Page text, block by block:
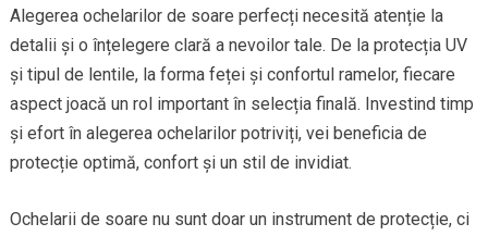
Alegerea ochelarilor de soare perfecți necesită atenție la
detalii și o înțelegere clară a nevoilor tale. De la protecția UV
și tipul de lentile, la forma feței și confortul ramelor, fiecare
aspect joacă un rol important în selecția finală. Investind timp
și efort în alegerea ochelarilor potriviți, vei beneficia de
protecție optimă, confort și un stil de invidiat.
Ochelarii de soare nu sunt doar un instrument de protecție, ci